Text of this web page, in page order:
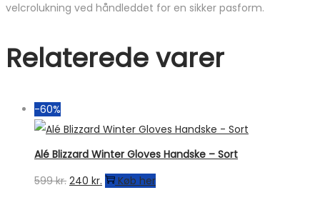
velcrolukning ved håndleddet for en sikker pasform.
Relaterede varer
-60%
Alé Blizzard Winter Gloves Handske – Sort
599kr. Den
240 kr. DenKøb her